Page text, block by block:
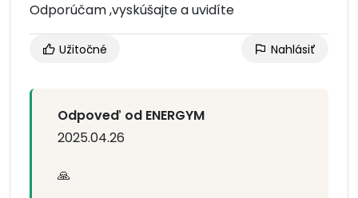
Odporúčam ,vyskúšajte a uvidíte
Užitočné Nahlásiť
Odpoveď od ENERGYM
2025.04.26
🙏